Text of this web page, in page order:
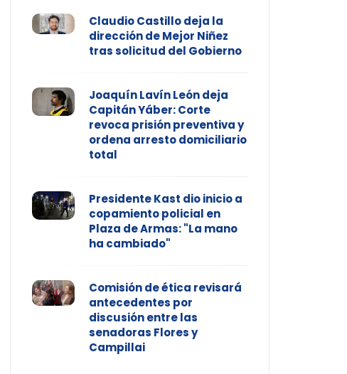
Claudio Castillo deja la
dirección de Mejor Niñez
tras solicitud del Gobierno
Joaquín Lavín León deja
Capitán Yáber: Corte
revoca prisión preventiva y
ordena arresto domiciliario
total
Presidente Kast dio inicio a
copamiento policial en
Plaza de Armas: "La mano
ha cambiado"
Comisión de ética revisará
antecedentes por
discusión entre las
senadoras Flores y
Campillai